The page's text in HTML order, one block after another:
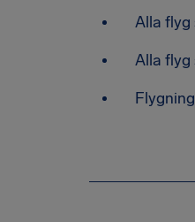
Alla flyg
Alla flyg